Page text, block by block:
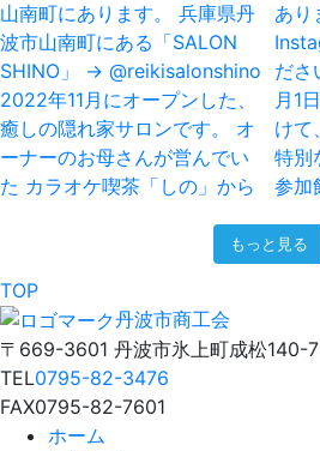
もっと見る
TOP
丹波市商工会
〒669-3601 丹波市氷上町成松140-7
TEL0795-82-3476
FAX0795-82-7601
ホーム